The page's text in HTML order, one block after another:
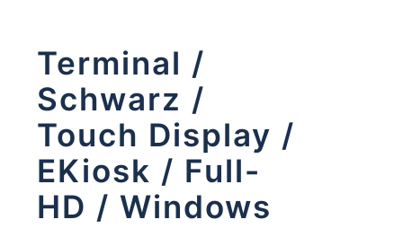
Terminal /
Schwarz /
Touch Display /
EKiosk / Full-
HD / Windows